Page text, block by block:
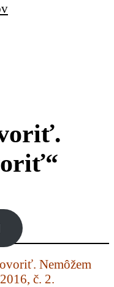
Nemôžem
č. 2.